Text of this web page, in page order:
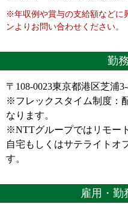
※年収例や賞与の支給額などに
ンよりお問い合わせください。
勤
〒108-0023東京都港区芝浦
※フレックスタイム制度：
なります。
※NTTグループではリモー
自宅もしくはサテライトオ
す。
雇用・勤